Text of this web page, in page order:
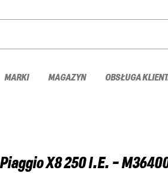
MARKI MAGAZYN OBSŁUGA
PiaggioX8 250 I.E. -